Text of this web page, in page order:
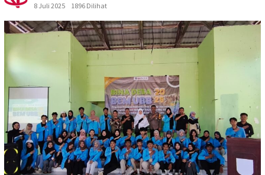
8 Juli 2025
1896 Dilihat